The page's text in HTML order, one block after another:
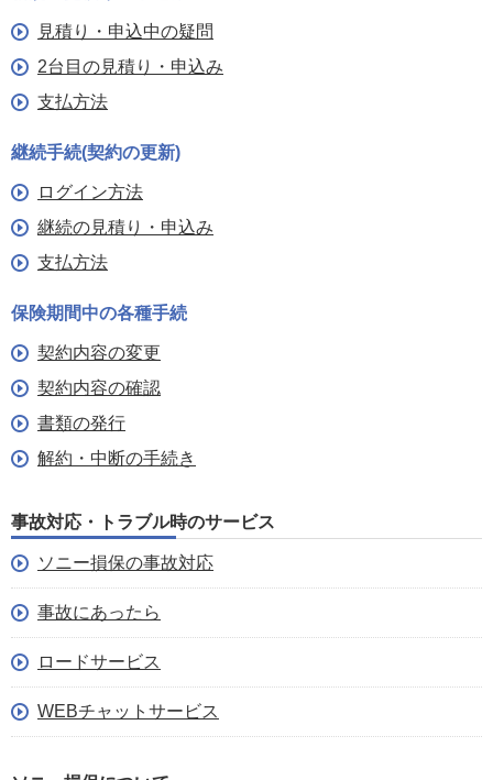
見積り・申込中の疑問
2台目の見積り・申込み
支払方法
保険期間中の各種手続
契約内容の変更
契約内容の確認
書類の発行
解約・中断の手続き
継続手続(契約の更新)
ログイン方法
継続の見積り・申込み
支払方法
事故対応・トラブル時のサービス
ソニー損保の事故対応
事故にあったら
ロードサービス
WEBチャットサービス